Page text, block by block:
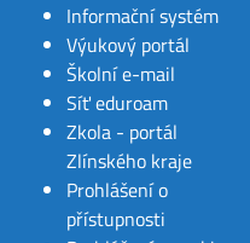
Informační systém
Výukový portál
Školní e-mail
Síť eduroam
Zkola - portál
Zlínského kraje
Prohlášení o
přístupnosti